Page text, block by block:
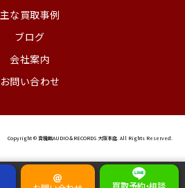
主な買取事例
ブログ
会社案内
お問い合わせ
Copyright © 音機館AUDIO＆RECORDS 大阪本店. All Rights Reserved.